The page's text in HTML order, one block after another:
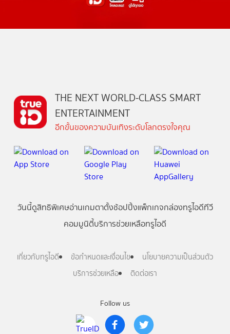
Follow us
THE NEXT WORLD-CLASS SMART
ENTERTAINMENT
อีกขั้นของความบันเทิงระดับโลกตรงใจคุณ
วันนี้ดูสิทธิพิเศษอ่านเกมตาตั้งช้อปปิ้งแพ็กเกจกล่องทรูไอดีทีวี
คอมมูนิตี้บริการช่วยเหลือทรูไอดี
เกี่ยวกับทรูไอดี ข้อกำหนดและเงื่อนไข
นโยบายความเป็นส่วนตัว
บริการช่วยเหลือ
ติดต่อเรา